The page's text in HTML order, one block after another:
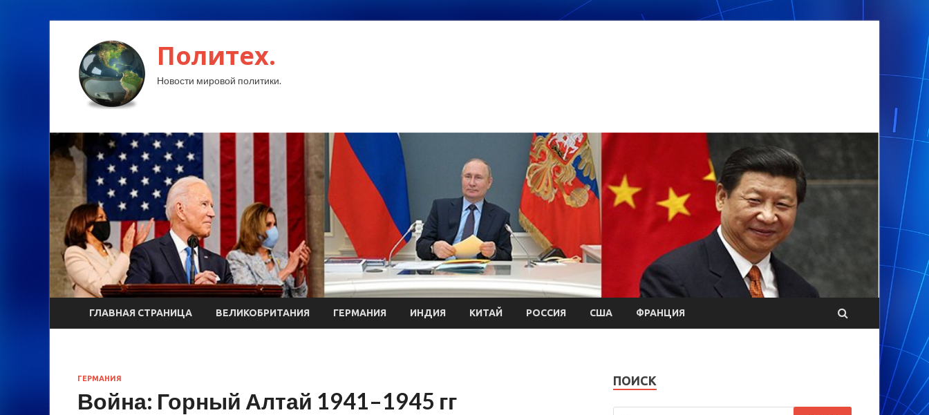
Политех.
Новости мировой политики.
ГЛАВНАЯ СТРАНИЦА ВЕЛИКОБРИТАНИЯ ГЕРМАНИЯ ИНДИЯ КИТАЙ РОССИЯ США ФРАНЦИЯ
ГЕРМАНИЯ
Война: Горный Алтай 1941–1945 гг
ПОИСК